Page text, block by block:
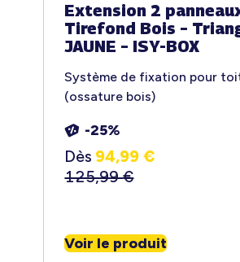
Extension 2
Tirefond Bois –
JAUNE – ISY-BOX
Système de fixation pour
(ossature bois)
-25%
Dès 94,99€
125,99€
Voir le produit